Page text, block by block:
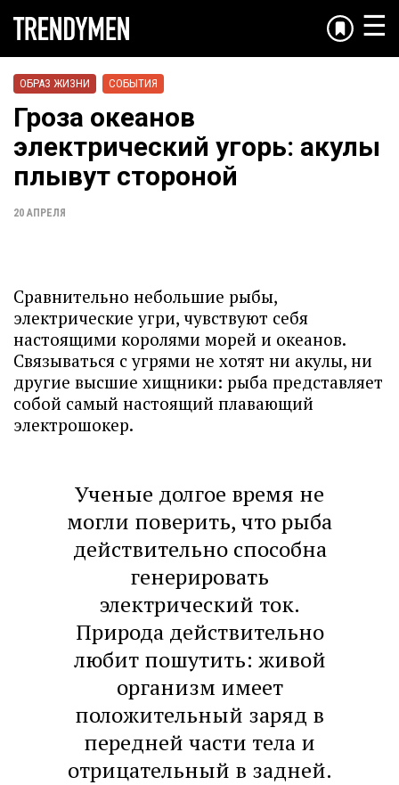
☰
ОБРАЗ ЖИЗНИ СОБЫТИЯ
Гроза океанов
электрический угорь: акулы
плывут стороной
20 АПРЕЛЯ
Сравнительно небольшие рыбы,
электрические угри, чувствуют себя
настоящими королями морей и океанов.
Связываться с угрями не хотят ни акулы, ни
другие высшие хищники: рыба представляет
собой самый настоящий плавающий
электрошокер.
Ученые долгое время не
могли поверить, что рыба
действительно способна
генерировать
электрический ток.
Природа действительно
любит пошутить: живой
организм имеет
положительный заряд в
передней части тела и
отрицательный в задней.